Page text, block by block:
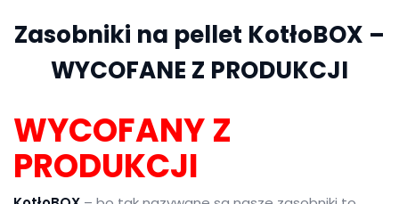
Zasobniki na pellet KotłoBOX –
WYCOFANE Z PRODUKCJI
WYCOFANY Z
PRODUKCJI